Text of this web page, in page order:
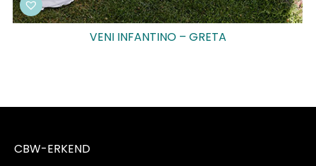
VENI INFANTINO – GRETA
CBW-ERKEND